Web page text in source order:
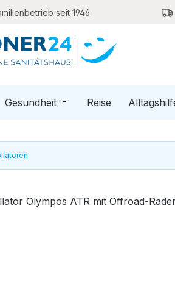
springen
seit 1946
oder Schließe das Dropdown der
Gesundheit Öffne oder Schließe
Reise
überspringen